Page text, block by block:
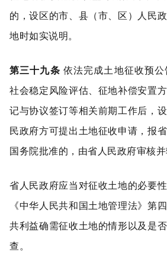
的，设区的市、县（市、区）人民
地时如实说明。
第三十九条 依法完成土地征收预公
社会稳定风险评估、征地补偿安置
记与协议签订等相关前期工作后，
民政府方可提出土地征收申请，报
国务院批准的，由省人民政府审核并
省人民政府应当对征收土地的必要
《中华人民共和国土地管理法》第
共利益确需征收土地的情形以及是
查。